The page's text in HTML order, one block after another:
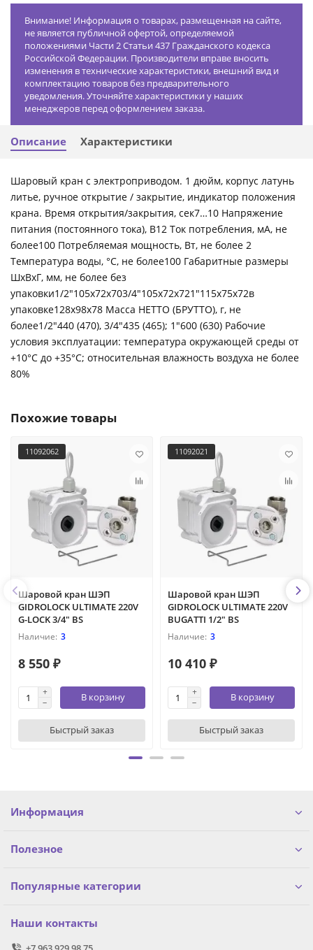
Внимание! Информация о товарах, размещенная на сайте,
не является публичной офертой, определяемой
положениями Части 2 Статьи 437 Гражданского кодекса
Российской Федерации. Производители вправе вносить
изменения в технические характеристики, внешний вид и
комплектацию товаров без предварительного
уведомления. Уточняйте характеристики у наших
менеджеров перед оформлением заказа.
Описание Характеристики
Шаровый кран с электроприводом. 1 дюйм, корпус латунь
литье, ручное открытие / закрытие, индикатор положения
крана. Время открытия/закрытия, сек7…10 Напряжение
питания (постоянного тока), В12 Ток потребления, мА, не
более100 Потребляемая мощность, Вт, не более 2
Температура воды, °С, не более100 Габаритные размеры
ШхВхГ, мм, не более без
упаковки1/2″105х72х703/4″105х72х721″115х75х72в
упаковке128х98х78 Масса НЕТТО (БРУТТО), г, не
более1/2″440 (470), 3/4″435 (465); 1″600 (630) Рабочие
условия эксплуатации: температура окружающей среды от
+10°С до +35°С; относительная влажность воздуха не более
80%
Похожие товары
11092062
Шаровой кран ШЭП
GIDROLOCK ULTIMATE 220V
G-LOCK 3/4" BS
3
8 550 ₽
В корзину
Быстрый заказ
11092021
Шаровой кран ШЭП
GIDROLOCK ULTIMATE 220V
BUGATTI 1/2" BS
3
10 410 ₽
В корзину
Быстрый заказ
Информация
Полезное
Популярные категории
Наши контакты